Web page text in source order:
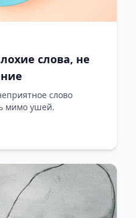
слова, не
слово
мимо ушей.